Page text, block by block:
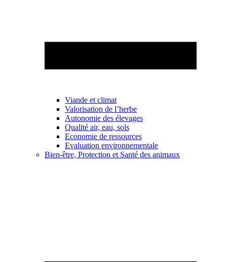
Viande et climat
Valorisation de l’herbe
Autonomie des élevages
Qualité air, eau, sols
Economie de ressources
Evaluation environnementale
Bien-être, Protection et Santé des animaux